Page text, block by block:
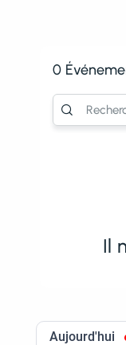
0
Il
Aujourd'hui